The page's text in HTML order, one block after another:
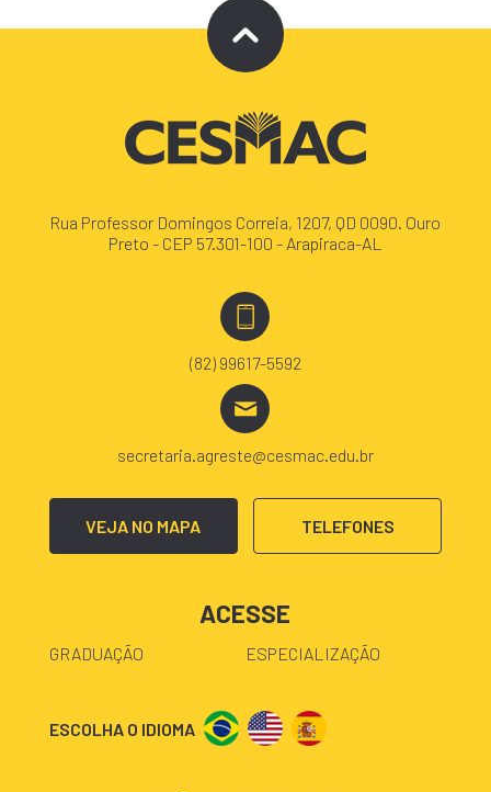
Rua Professor Domingos Correia, 1207, QD 0090. Ouro
Preto - CEP 57.301-100 - Arapiraca-AL
(82) 99617-5592
secretaria.agreste@cesmac.edu.br
VEJA NO MAPA TELEFONES
ACESSE
GRADUAÇÃO ESPECIALIZAÇÃO
ESCOLHA O IDIOMA